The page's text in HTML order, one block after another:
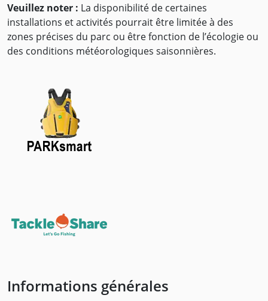
Veuillez noter : La disponibilité de certaines
installations et activités pourrait être limitée à des
zones précises du parc ou être fonction de l’écologie ou
des conditions météorologiques saisonnières.
Informations générales